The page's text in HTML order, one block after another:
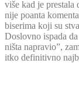
više kad je prestala
nije poanta
biserima koji su
Doslovno ispada
ništa napravio”,
itko definitivno